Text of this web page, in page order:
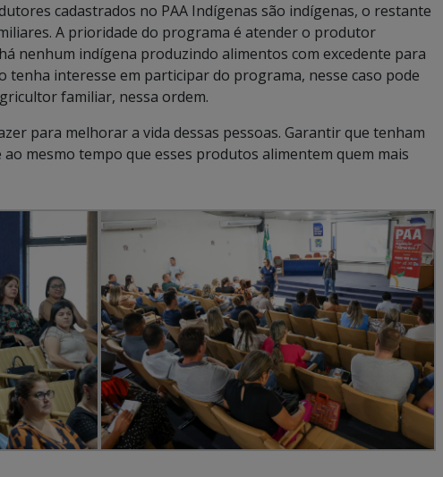
cadastrados no PAA Indígenas são indígenas, o restante
A prioridade do programa é atender o produtor
nenhum indígena produzindo alimentos com excedente para
tenha interesse em participar do programa, nesse caso pode
familiar, nessa ordem.
para melhorar a vida dessas pessoas. Garantir que tenham
mesmo tempo que esses produtos alimentem quem mais